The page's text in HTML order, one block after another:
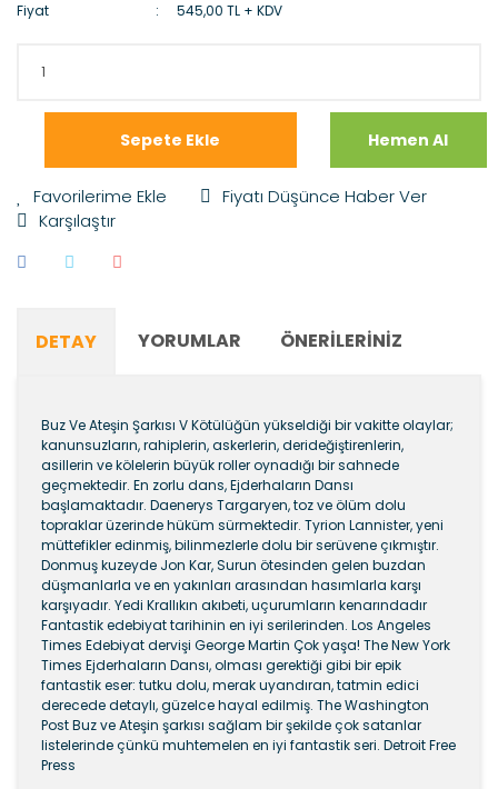
Fiyat
545,00 TL + KDV
Sepete Ekle Hemen Al
Fiyatı Düşünce Haber Ver
Karşılaştır
DETAY YORUMLAR ÖNERILERINIZ
Buz Ve Ateşin Şarkısı V Kötülüğün yükseldiği bir vakitte olaylar;
kanunsuzların, rahiplerin, askerlerin, derideğiştirenlerin,
asillerin ve kölelerin büyük roller oynadığı bir sahnede
geçmektedir. En zorlu dans, Ejderhaların Dansı
başlamaktadır. Daenerys Targaryen, toz ve ölüm dolu
topraklar üzerinde hüküm sürmektedir. Tyrion Lannister, yeni
müttefikler edinmiş, bilinmezlerle dolu bir serüvene çıkmıştır.
Donmuş kuzeyde Jon Kar, Surun ötesinden gelen buzdan
düşmanlarla ve en yakınları arasından hasımlarla karşı
karşıyadır. Yedi Krallıkın akıbeti, uçurumların kenarındadır
Fantastik edebiyat tarihinin en iyi serilerinden. Los Angeles
Times Edebiyat dervişi George Martin Çok yaşa! The New York
Times Ejderhaların Dansı, olması gerektiği gibi bir epik
fantastik eser: tutku dolu, merak uyandıran, tatmin edici
derecede detaylı, güzelce hayal edilmiş. The Washington
Post Buz ve Ateşin şarkısı sağlam bir şekilde çok satanlar
listelerinde çünkü muhtemelen en iyi fantastik seri. Detroit Free
Press